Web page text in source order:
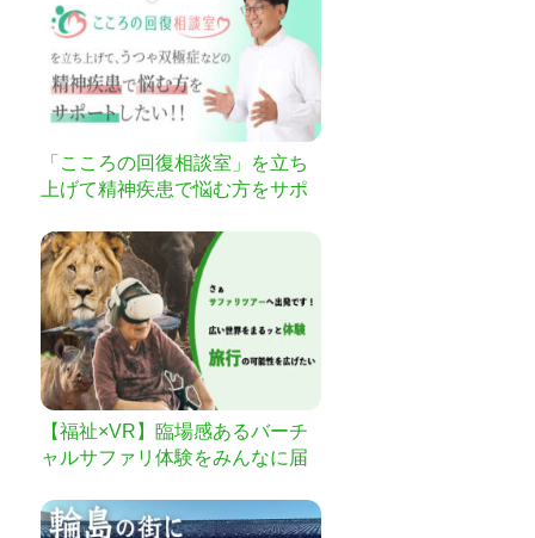
「こころの回復相談室」を立ち
上げて精神疾患で悩む方をサポ
【福祉×VR】臨場感あるバーチ
ャルサファリ体験をみんなに届